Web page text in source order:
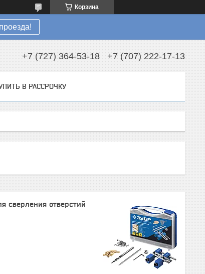
Корзина
+7 (727) 364-53-18 +7 (707) 222-17-13
В РАССРОЧКУ
сверления отверстий